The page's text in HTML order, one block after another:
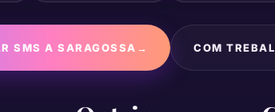
SMS A SARAGOSSA → COM